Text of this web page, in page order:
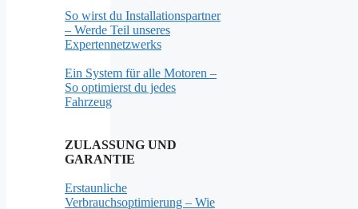
So wirst du Installationspartner
– Werde Teil unseres
Expertennetzwerks
Ein System für alle Motoren –
So optimierst du jedes
Fahrzeug
ZULASSUNG UND
GARANTIE
Erstaunliche
Verbrauchsoptimierung – Wie